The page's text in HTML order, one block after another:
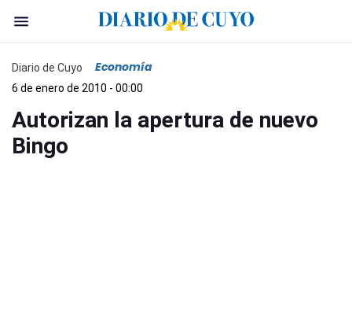
Diario de Cuyo Economía
6 de enero de 2010 - 00:00
Autorizan la apertura de nuevo
Bingo